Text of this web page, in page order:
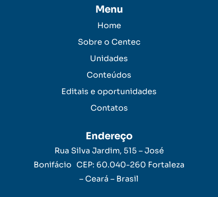
Menu
Home
Sobre o Centec
Unidades
Conteúdos
Editais e oportunidades
Contatos
Endereço
Rua Silva Jardim, 515 – José
Bonifácio CEP: 60.040-260 Fortaleza
– Ceará – Brasil